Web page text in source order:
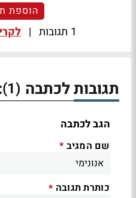
הוספת
1 תגובות |
תגובות לכתבה (1)
הגב לכתבה
שם המגיב *
כותרת תגובה *